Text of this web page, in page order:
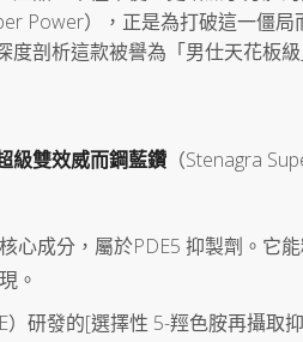
Power），正是為打破這一僵
剖析這款被譽為「男仕天花板
級雙效威而鋼藍鑽 （Stenagra
心成分，屬於PDE5 抑製劑。它
。
研發的[選擇性 5-羥色胺再攝取